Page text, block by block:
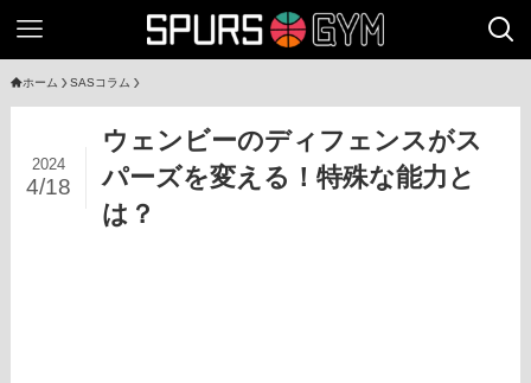
ホーム SASコラム
ウェンビーのディフェンスがス
パーズを変える！特殊な能力と
は？
2024
4/18